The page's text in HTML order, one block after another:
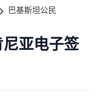
巴基斯坦公民
亚电子签